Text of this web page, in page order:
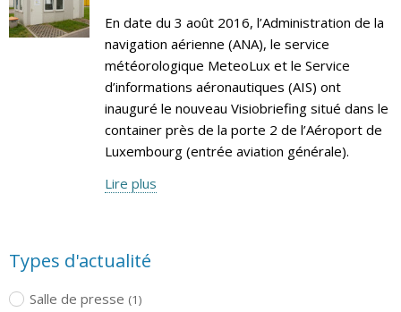
En date du 3 août 2016, l’Administration de la
navigation aérienne (ANA), le service
météorologique MeteoLux et le Service
d’informations aéronautiques (AIS) ont
inauguré le nouveau Visiobriefing situé dans le
container près de la porte 2 de l’Aéroport de
Luxembourg (entrée aviation générale).
Lire plus
Types d'actualité
Salle de presse (1)